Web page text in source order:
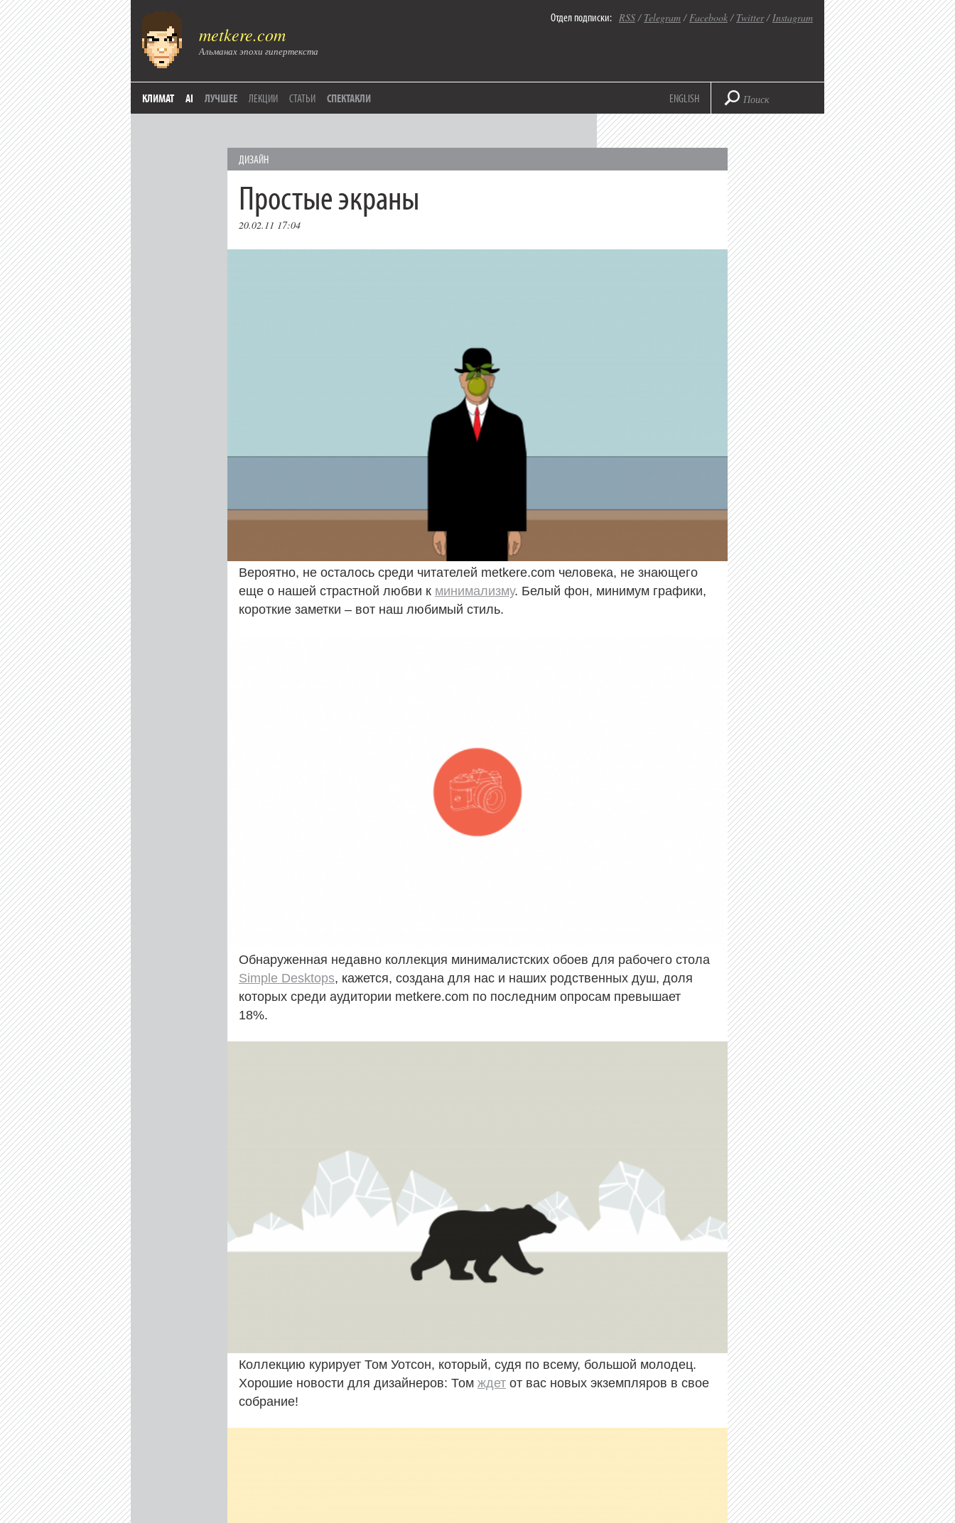
metkere.com
Альманах эпохи гипертекста
Отдел подписки: RSS/ Telegram/Facebook/ Twitter/Instagram
КЛИМАТ AI ЛУЧШЕЕ ЛЕКЦИИ СТАТЬИ СПЕКТАКЛИ ENGLISH
ДИЗАЙН
Простые экраны
20.02.11 17:04
Вероятно, не осталось среди читателей metkere.com человека, не знающего
еще о нашей страстной любви к минимализму. Белый фон, минимум графики,
короткие заметки – вот наш любимый стиль.
Обнаруженная недавно коллекция минималистских обоев для рабочего стола
Simple Desktops, кажется, создана для нас и наших родственных душ, доля
которых среди аудитории metkere.com по последним опросам превышает
18%.
Коллекцию курирует Том Уотсон, который, судя по всему, большой молодец.
Хорошие новости для дизайнеров: Том ждет от вас новых экземпляров в свое
собрание!